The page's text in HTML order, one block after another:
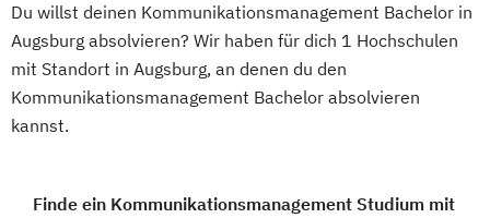
Du willst deinen Kommunikationsmanagement Bachelor in
Augsburg absolvieren? Wir haben für dich 1 Hochschulen
mit Standort in Augsburg, an denen du den
Kommunikationsmanagement Bachelor absolvieren
kannst.
Finde ein Kommunikationsmanagement Studium mit